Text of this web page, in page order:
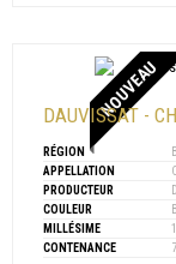
NOUVEAU
DAUVISSAT -
RÉGION
APPELLATION
PRODUCTEUR
COULEUR
MILLÉSIME
CONTENANCE